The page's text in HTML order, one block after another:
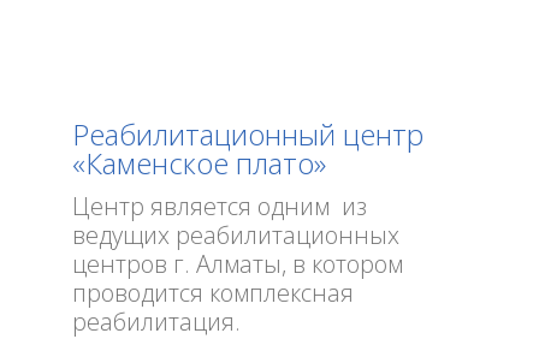
Реабилитационный центр
«Каменское плато»
Центр является одним из
ведущих реабилитационных
центров г. Алматы, в котором
проводится комплексная
реабилитация.